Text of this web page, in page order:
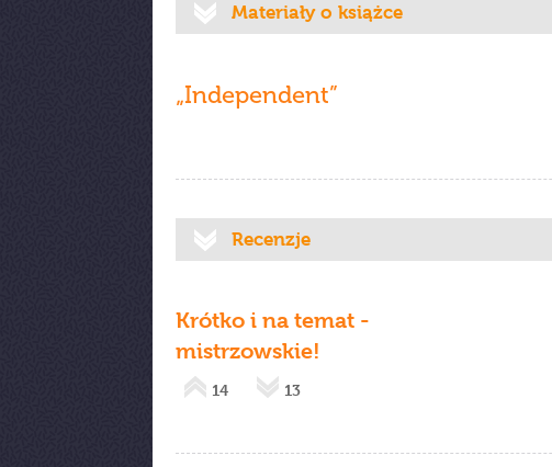
Materiały o książce
„Independent”
Recenzje
Krótko i na temat -
mistrzowskie!
14 13